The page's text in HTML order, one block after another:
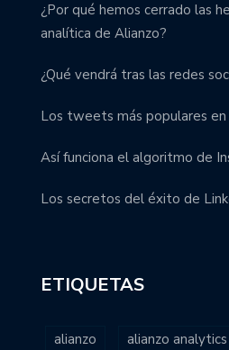
¿Por qué hemos cerrado las
analítica de Alianzo?
¿Qué vendrá tras las redes
Los tweets más populares en
Así funciona el algoritmo de
Los secretos del éxito de
ETIQUETAS
alianzo alianzo analytics